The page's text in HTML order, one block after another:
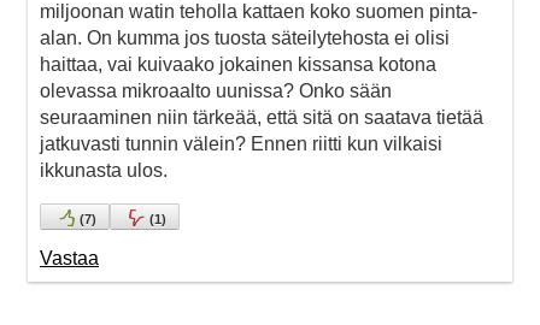
miljoonan watin teholla kattaen koko suomen pinta-
alan. On kumma jos tuosta säteilytehosta ei olisi
haittaa, vai kuivaako jokainen kissansa kotona
olevassa mikroaalto uunissa? Onko sään
seuraaminen niin tärkeää, että sitä on saatava tietää
jatkuvasti tunnin välein? Ennen riitti kun vilkaisi
ikkunasta ulos.
(7) (1)
Vastaa